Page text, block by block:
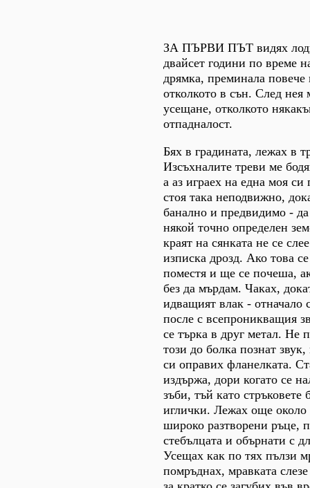
ЗА ПЪРВИ ПЪТ видях
двайсет години по време
дрямка, преминала повече
отколкото в сън. След нея
усещане, отколкото
отпадналост.
Бях в градината, лежах в
Изсъхналите треви ме
а аз играех на една моя си
стоя така неподвижно,
банално и предвидимо -
някой точно определен
краят на сянката не се
изписка дрозд. Ако това
поместя и ще се почеша,
без да мърдам. Чаках,
идващият влак - отначало
после с всепроникващия
се търка в друг метал. Не
този до болка познат
си оправих фланелката.
издържа, дори когато се
зъби, тъй като стръковете
иглички. Лежах още около
широко разтворени ръце,
стебълцата и обърнати с
Усещах как по тях пълзи
помръднах, мравката